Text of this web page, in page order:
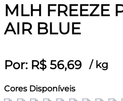
MLH FREEZE
AIR BLUE
Por: R$ 56,69 / kg
Cores Disponíveis